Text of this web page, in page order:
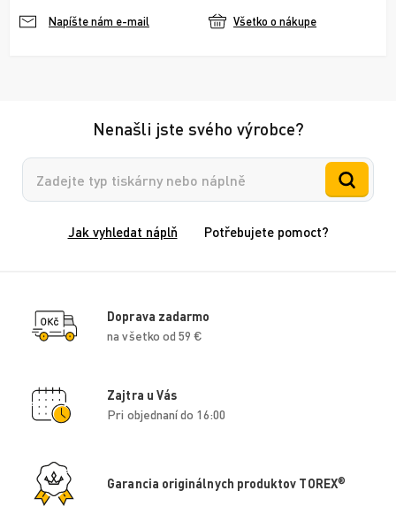
Napíšte nám e-mail Všetko o nákupe
Nenašli jste svého výrobce?
Vyhledávání
Jak vyhledat náplň Potřebujete pomoct?
Doprava zadarmo
na všetko od 59 €
Zajtra u Vás
Pri objednaní do 16:00
Garancia originálnych produktov TOREX®